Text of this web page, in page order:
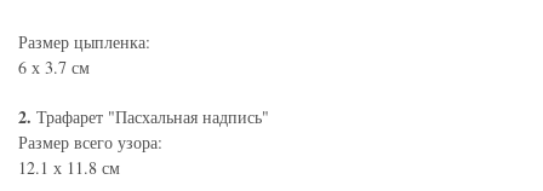
Размер цыпленка:
6 х 3.7 см
2. Трафарет "Пасхальная надпись"
Размер всего узора:
12.1 х 11.8 см